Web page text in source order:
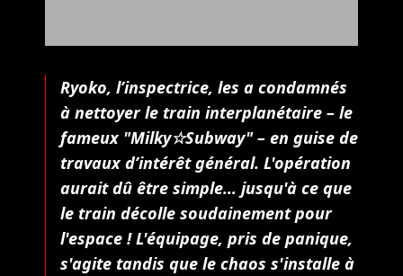
Ryoko, l’inspectrice, les a condamnés
à nettoyer le train interplanétaire – le
fameux "Milky☆Subway" – en guise de
travaux d’intérêt général. L'opération
aurait dû être simple… jusqu'à ce que
le train décolle soudainement pour
l'espace ! L'équipage, pris de panique,
s'agite tandis que le chaos s'installe à